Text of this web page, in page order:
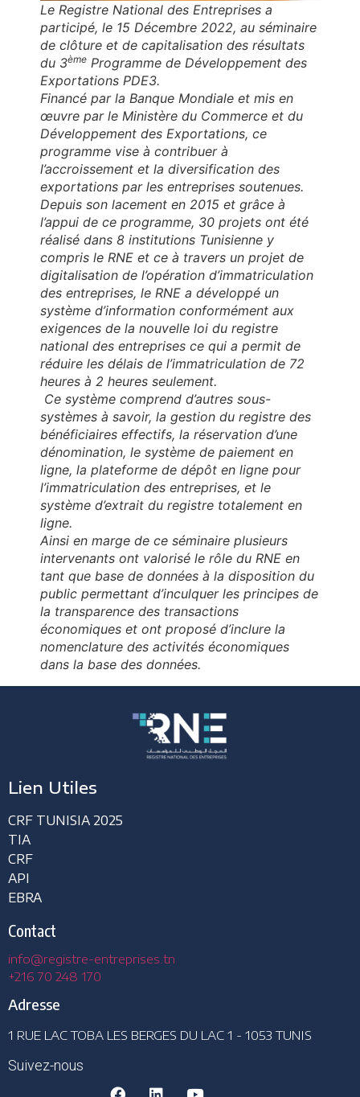
Le Registre National des Entreprises a
participé, le 15 Décembre 2022, au séminaire
de clôture et de capitalisation des résultats
du 3ème Programme de Développement des
Exportations PDE3.
Financé par la Banque Mondiale et mis en
œuvre par le Ministère du Commerce et du
Développement des Exportations, ce
programme vise à contribuer à
l’accroissement et la diversification des
exportations par les entreprises soutenues.
Depuis son lacement en 2015 et grâce à
l’appui de ce programme, 30 projets ont été
réalisé dans 8 institutions Tunisienne y
compris le RNE et ce à travers un projet de
digitalisation de l’opération d’immatriculation
des entreprises, le RNE a développé un
système d’information conformément aux
exigences de la nouvelle loi du registre
national des entreprises ce qui a permit de
réduire les délais de l’immatriculation de 72
heures à 2 heures seulement.
Ce système comprend d’autres sous-
systèmes à savoir, la gestion du registre des
bénéficiaires effectifs, la réservation d’une
dénomination, le système de paiement en
ligne, la plateforme de dépôt en ligne pour
l’immatriculation des entreprises, et le
système d’extrait du registre totalement en
ligne.
Ainsi en marge de ce séminaire plusieurs
intervenants ont valorisé le rôle du RNE en
tant que base de données à la disposition du
public permettant d’inculquer les principes de
la transparence des transactions
économiques et ont proposé d’inclure la
nomenclature des activités économiques
dans la base des données.
Lien Utiles
CRF TUNISIA 2025
TIA
CRF
API
EBRA
Contact
info@registre-entreprises.tn
+216 70 248 170
Adresse
1 RUE LAC TOBA LES BERGES DU LAC 1 - 1053 TUNIS
Suivez-nous